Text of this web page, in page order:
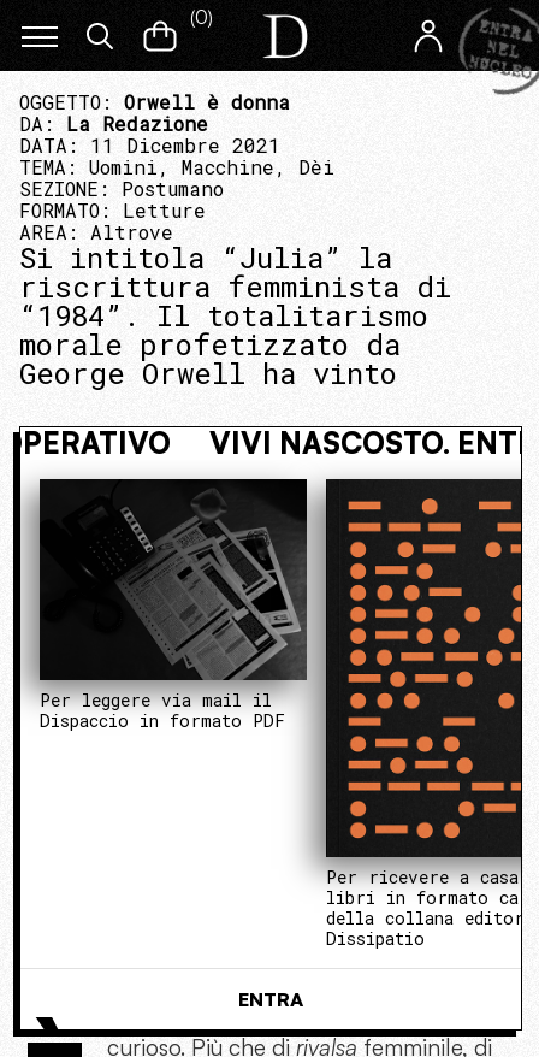
(0)
OGGETTO: Orwell è donna
DA: La Redazione
DATA: 11 Dicembre 2021
TEMA: Uomini, Macchine, Dèi
SEZIONE: Postumano
FORMATO: Letture
AREA: Altrove
Si intitola “Julia” la
riscrittura femminista di
“1984”. Il totalitarismo
morale profetizzato da
George Orwell ha vinto
OPERATIVO VIVI
Per leggere via mail il
Dispaccio in formato PDF
Per ricevere a casa i
libri in formato
della collana
Dissipatio
ENTRA
curioso. Più che di rivalsa femminile, di